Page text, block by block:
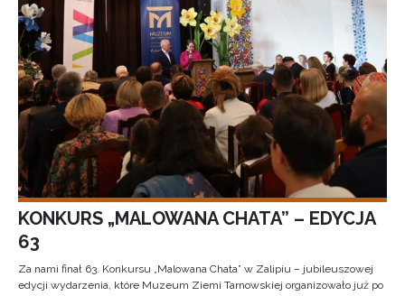
KONKURS „MALOWANA CHATA” – EDYCJA
63
Za nami finał 63. Konkursu „Malowana Chata” w Zalipiu – jubileuszowej
edycji wydarzenia, które Muzeum Ziemi Tarnowskiej organizowało już po